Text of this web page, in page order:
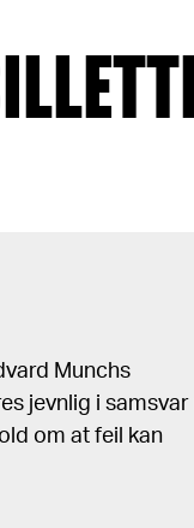
Munchs
jevnlig i samsvar
om at feil kan